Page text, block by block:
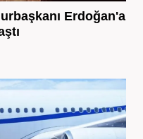
Erdoğan'a